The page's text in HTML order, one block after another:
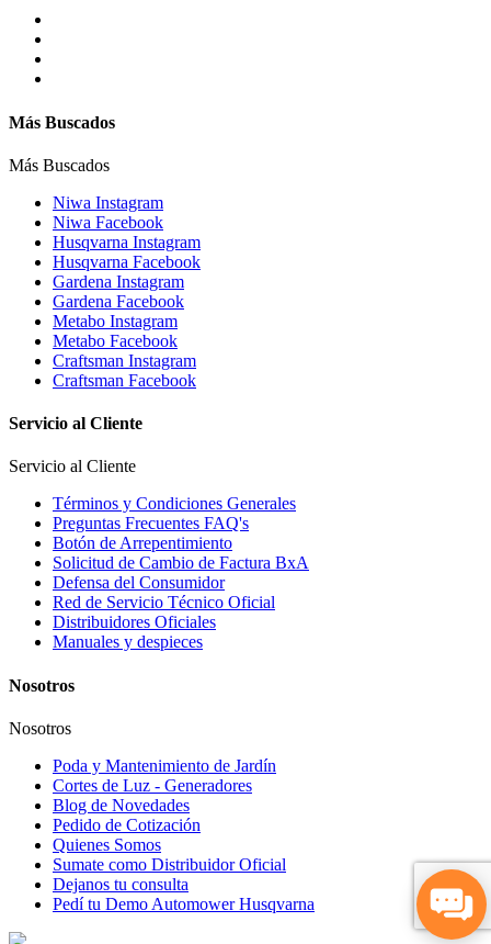
Más Buscados
Más Buscados
Niwa Instagram
Niwa Facebook
Husqvarna Instagram
Husqvarna Facebook
Gardena Instagram
Gardena Facebook
Metabo Instagram
Metabo Facebook
Craftsman Instagram
Craftsman Facebook
Servicio al Cliente
Servicio al Cliente
Términos y Condiciones Generales
Preguntas Frecuentes FAQ's
Botón de Arrepentimiento
Solicitud de Cambio de Factura BxA
Defensa del Consumidor
Red de Servicio Técnico Oficial
Distribuidores Oficiales
Manuales y despieces
Nosotros
Nosotros
Poda y Mantenimiento de Jardín
Cortes de Luz - Generadores
Blog de Novedades
Pedido de Cotización
Quienes Somos
Sumate como Distribuidor Oficial
Dejanos tu consulta
Pedí tu Demo Automower Husqvarna